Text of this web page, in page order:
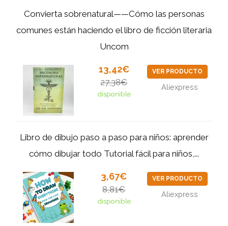
Convierta sobrenatural——Cómo las personas
comunes están haciendo el libro de ficción literaria
Uncom
13,42€
27,38€
disponible
VER PRODUCTO
Aliexpress
Libro de dibujo paso a paso para niños: aprender
cómo dibujar todo Tutorial fácil para niños,...
3,67€
8,81€
disponible
VER PRODUCTO
Aliexpress